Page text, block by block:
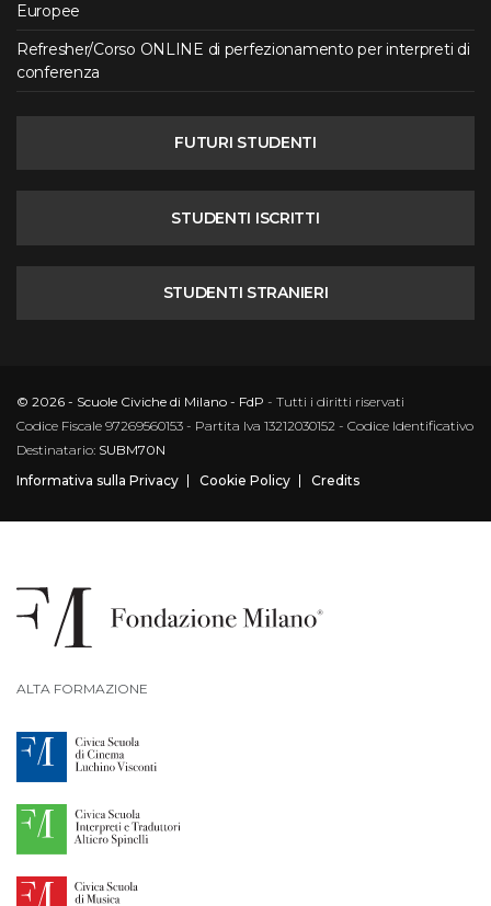
Europee
Refresher/Corso ONLINE di perfezionamento per interpreti di
conferenza
FUTURI STUDENTI
STUDENTI ISCRITTI
STUDENTI STRANIERI
© 2026 - Scuole Civiche di Milano - FdP - Tutti i diritti riservati
Codice Fiscale 97269560153 - Partita Iva 13212030152 - Codice Identificativo
Destinatario: SUBM70N
Informativa sulla Privacy
Cookie Policy Credits
ALTA FORMAZIONE